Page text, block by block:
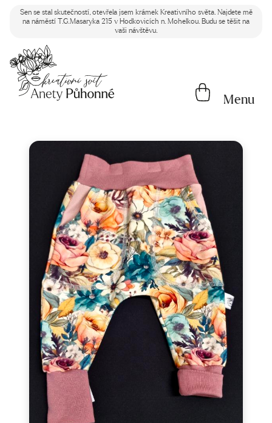
Sen se stal skutečností, otevřela jsem krámek Kreativního světa. Najdete mě
na náměstí T.G.Masaryka 215 v Hodkovicích n. Mohelkou. Budu se těšit na
vaši návštěvu.
Menu